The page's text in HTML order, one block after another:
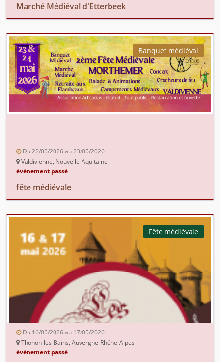
Marché Médiéval d'Etterbeek
Banquet médiéval
Du 22/05/2026 au 23/05/2026
Valdivienne, Nouvelle-Aquitaine
événement passé
fête médiévale
Fête médiévale
Du 16/05/2026 au 17/05/2026
Thonon-les-Bains, Auvergne-Rhône-Alpes
événement passé